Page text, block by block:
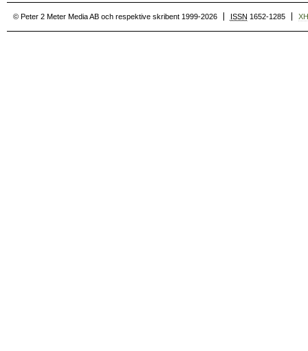
© Peter 2 Meter Media AB och respektive skribent 1999-2026 ISSN 1652-1285